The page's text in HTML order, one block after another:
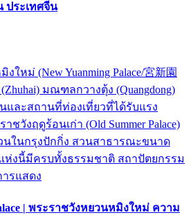
ประเทศจีน
ใหม่ (New Yuanming Palace/宮新園
มณฑลกวางตุ้ง (Quangdong)
และสถานที่ท่องเที่ยวที่ได้รับแรง
ชวังฤดูร้อนเก่า (Old Summer Palace)
ในกรุงปักกิ่ง สวนสาธารณะขนาด
ห่งนี้มีครบทั้งธรรมชาติ สถาปัตยกรรม
รแสดง
| พระราชวังหยวนหมิงใหม่ ความ